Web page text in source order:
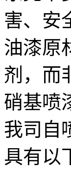
害、安
油漆原
剂，而
硝基喷
我司自
具有以